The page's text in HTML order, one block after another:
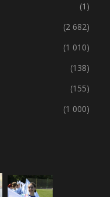
(1)
(2 682)
(1 010)
(138)
(155)
(1 000)